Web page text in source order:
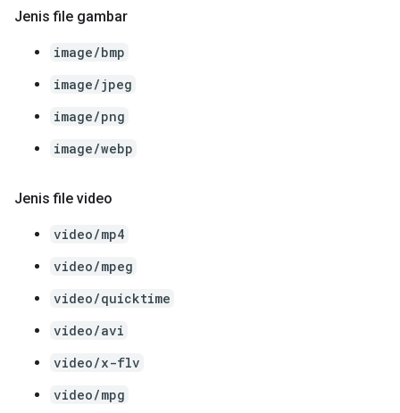
Jenis file gambar
image/bmp
image/jpeg
image/png
image/webp
Jenis file video
video/mp4
video/mpeg
video/quicktime
video/avi
video/x-flv
video/mpg